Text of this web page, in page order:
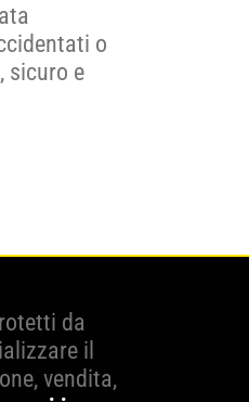
o
sicuro e
da
il
vendita,